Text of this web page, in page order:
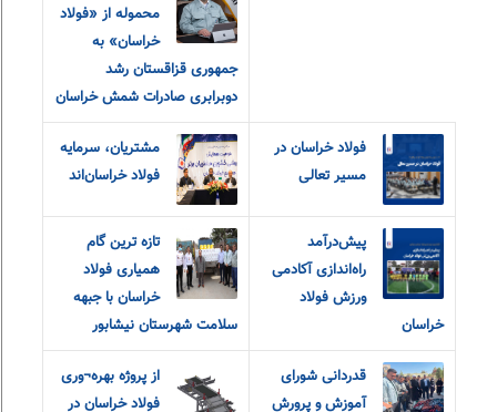
محموله از «فولاد
خراسان» به
جمهوری قزاقستان رشد
دوبرابری صادرات شمش خراسان
فولاد خراسان در
مسیر تعالی
مشتریان، سرمایه
فولاد خراسان‌اند
پیش‌درآمد
راه‌اندازی آکادمی
ورزش فولاد
خراسان
تازه ترین گام
همیاری فولاد
خراسان با جبهه
سلامت شهرستان نیشابور
قدردانی شورای
آموزش و‌ پرورش
از پروژه بهره¬وری
فولاد خراسان در